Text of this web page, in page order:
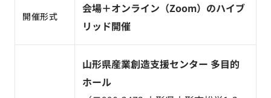
開催形式
会場＋オンライン（Zoom）のハイブ
リッド開催
山形県産業創造支援センター 多目的
ホール